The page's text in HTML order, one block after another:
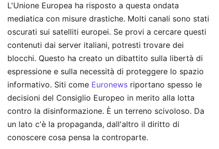
L'Unione Europea ha risposto a questa ondata
mediatica con misure drastiche. Molti canali sono stati
oscurati sui satelliti europei. Se provi a cercare questi
contenuti dai server italiani, potresti trovare dei
blocchi. Questo ha creato un dibattito sulla libertà di
espressione e sulla necessità di proteggere lo spazio
informativo. Siti come Euronews riportano spesso le
decisioni del Consiglio Europeo in merito alla lotta
contro la disinformazione. È un terreno scivoloso. Da
un lato c'è la propaganda, dall'altro il diritto di
conoscere cosa pensa la controparte.